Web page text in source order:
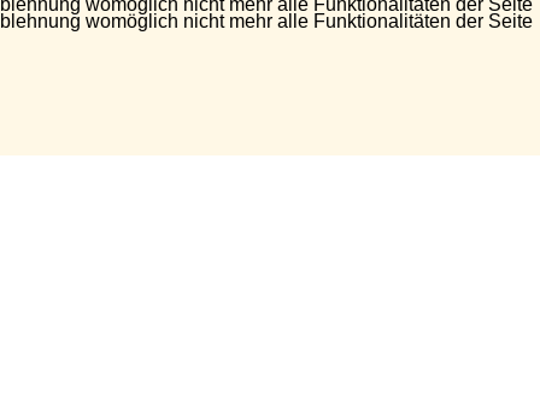
womöglich nicht mehr alle Funktionalitäten der Seite
womöglich nicht mehr alle Funktionalitäten der Seite